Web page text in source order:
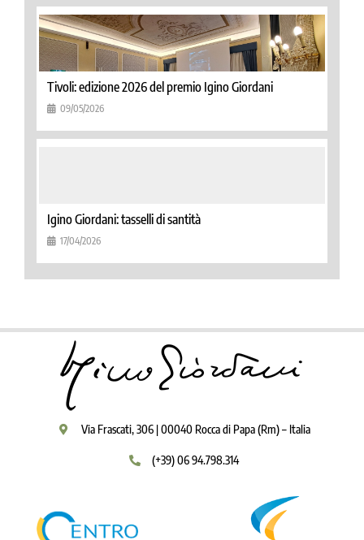
Tivoli: edizione 2026 del premio Igino Giordani
09/05/2026
Igino Giordani: tasselli di santità
17/04/2026
Via Frascati, 306 | 00040 Rocca di Papa (Rm) – Italia
(+39) 06 94.798.314